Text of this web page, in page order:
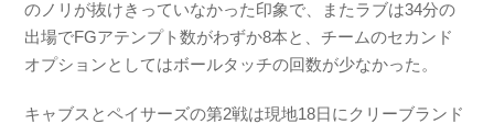
のノリが抜けきっていなかった印象で、またラブは34分の
出場でFGアテンプト数がわずか8本と、チームのセカンド
オプションとしてはボールタッチの回数が少なかった。
キャブスとペイサーズの第2戦は現地18日にクリーブランド